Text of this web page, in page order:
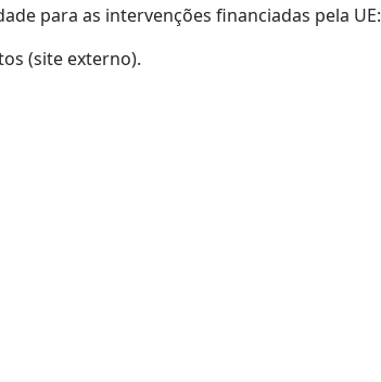
para as intervenções financiadas pela UE:
(site externo).